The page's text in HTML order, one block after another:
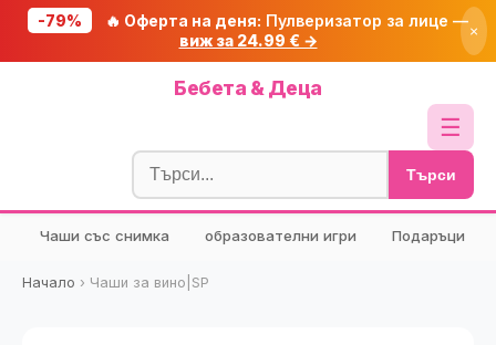
-79% 🔥 Оферта на деня: Пулверизатор за лице —
виж за 24.99 € →
×
Бебета & Деца
☰
Блог
🧮 Калкулатори
🔍 Намери продукт
Търси
Чаши със снимка образователни игри Подаръци
Начало › Чаши за вино|SP